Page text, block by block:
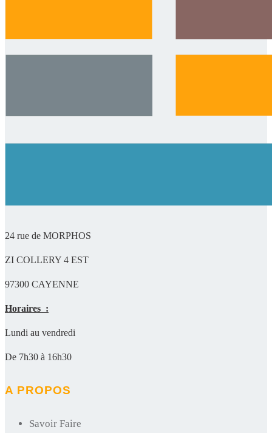
24 rue de MORPHOS
ZI COLLERY 4 EST
97300 CAYENNE
Horaires :
Lundi au vendredi
De 7h30 à 16h30
A PROPOS
Savoir Faire